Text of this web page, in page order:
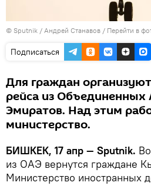
© Sputnik / Андрей Станавов / Перейти в
Подписаться
Для граждан
рейса из Объединенных
Эмиратов. Над этим
министерство.
БИШКЕК, 17 апр — Sputnik.
из ОАЭ вернутся граждане
Министерство иностранных